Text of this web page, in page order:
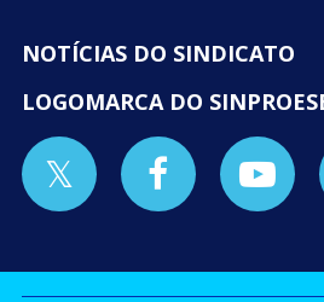
NOTÍCIAS DO SINDICATO
LOGOMARCA DO